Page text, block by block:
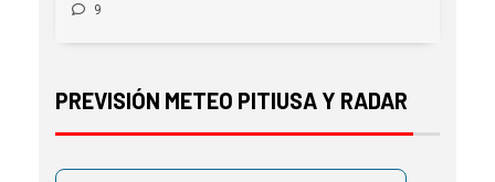
9
PREVISIÓN METEO PITIUSA Y RADAR